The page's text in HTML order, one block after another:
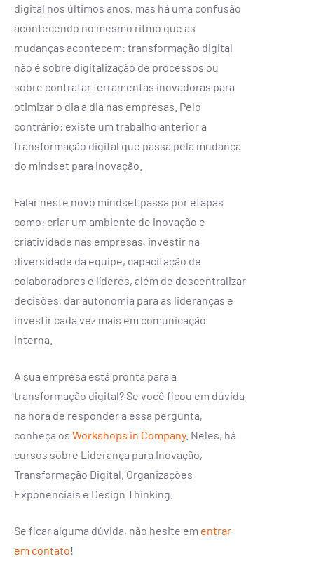
digital nos últimos anos, mas há uma confusão
acontecendo no mesmo ritmo que as
mudanças acontecem: transformação digital
não é sobre digitalização de processos ou
sobre contratar ferramentas inovadoras para
otimizar o dia a dia nas empresas. Pelo
contrário: existe um trabalho anterior a
transformação digital que passa pela mudança
do mindset para inovação.
Falar neste novo mindset passa por etapas
como: criar um ambiente de inovação e
criatividade nas empresas, investir na
diversidade da equipe, capacitação de
colaboradores e líderes, além de descentralizar
decisões, dar autonomia para as lideranças e
investir cada vez mais em comunicação
interna.
A sua empresa está pronta para a
transformação digital? Se você ficou em dúvida
na hora de responder a essa pergunta,
conheça os Workshops in Company. Neles, há
cursos sobre Liderança para Inovação,
Transformação Digital, Organizações
Exponenciais e Design Thinking.
Se ficar alguma dúvida, não hesite em entrar
em contato!